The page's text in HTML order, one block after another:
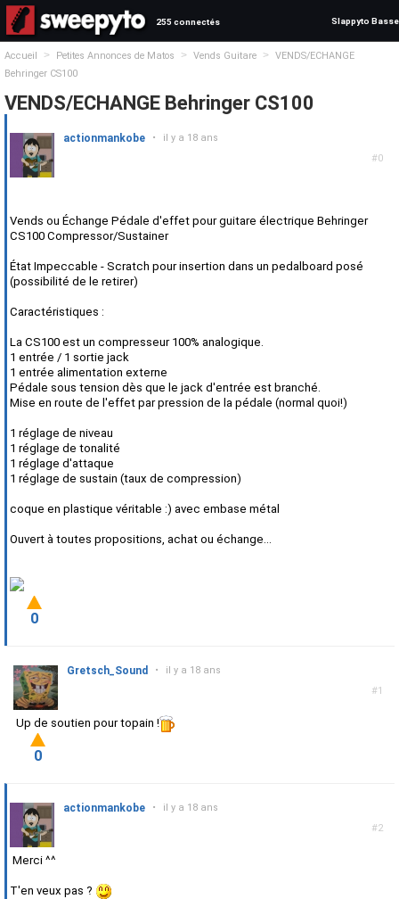
255 connectés Slappyto Basse
Accueil > Petites Annonces de Matos > Vends Guitare >
VENDS/ECHANGE
Behringer CS100
VENDS/ECHANGE Behringer CS100
#0
actionmankobe • il y a 18 ans
Vends ou Échange Pédale d'effet pour guitare électrique Behringer
CS100 Compressor/Sustainer
État Impeccable - Scratch pour insertion dans un pedalboard posé
(possibilité de le retirer)
Caractéristiques :
La CS100 est un compresseur 100% analogique.
1 entrée / 1 sortie jack
1 entrée alimentation externe
Pédale sous tension dès que le jack d'entrée est branché.
Mise en route de l'effet par pression de la pédale (normal quoi!)
1 réglage de niveau
1 réglage de tonalité
1 réglage d'attaque
1 réglage de sustain (taux de compression)
coque en plastique véritable :) avec embase métal
Ouvert à toutes propositions, achat ou échange...
0
#1
Gretsch_Sound • il y a 18 ans
Up de soutien pour topain !
0
#2
actionmankobe • il y a 18 ans
Merci ^^
T'en veux pas ?